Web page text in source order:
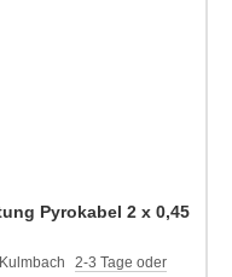
Pyrokabel 2 x 0,45
2-3 Tage oder